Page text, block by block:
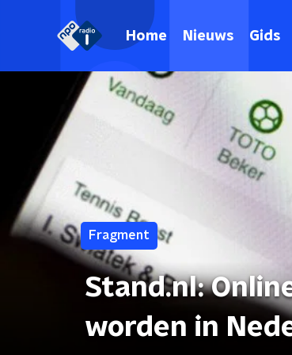
Home Nieuws Gids
Fragment
Stand.nl:
worden in